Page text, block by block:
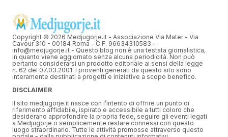
Copyright © 2026 Medjugorje.it - Associazione Via Mater - Via
Cavour 310 - 00184 Roma - C.F. 96634310583 -
info@medjugorje.it - Questo blog non è una testata giornalistica,
in quanto viene aggiornato senza alcuna periodicità. Non può
pertanto considerarsi un prodotto editoriale ai sensi della legge
n. 62 del 07.03.2001. I proventi generati da questo sito sono
interamente destinati a progetti e iniziative a scopo benefico.
DISCLAIMER
Il sito medjugorje.it nasce con l’intento di offrire un punto di
riferimento affidabile, ispirato e accessibile a tutti coloro che
desiderano approfondire la propria fede, seguire gli eventi legati
a Medjugorje o semplicemente restare connessi con questo
luogo straordinario. Tutte le attività promosse attraverso questo